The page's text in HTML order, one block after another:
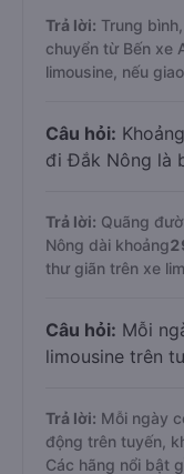
Trả lời: Trung
chuyển từ Bến xe
limousine, nếu
Câu hỏi:
đi Đắk Nông là
Trả lời: Quãng
Nông dài khoảng
thư giãn trên xe
Câu hỏi: Mỗi
limousine trên
Trả lời: Mỗi ngày
động trên tuyến,
Các hãng nổi bật